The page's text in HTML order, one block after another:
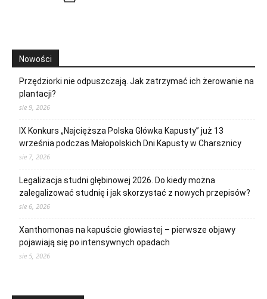
Nowości
Przędziorki nie odpuszczają. Jak zatrzymać ich żerowanie na
plantacji?
sie 9, 2026
IX Konkurs „Najcięższa Polska Główka Kapusty” już 13
września podczas Małopolskich Dni Kapusty w Charsznicy
sie 7, 2026
Legalizacja studni głębinowej 2026. Do kiedy można
zalegalizować studnię i jak skorzystać z nowych przepisów?
sie 6, 2026
Xanthomonas na kapuście głowiastej – pierwsze objawy
pojawiają się po intensywnych opadach
sie 5, 2026